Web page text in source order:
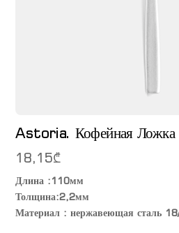
Astoria. Кофейная Ложка
18,15₾
Длина :110мм
Толщина:2,2мм
Материал : нержавеющая сталь